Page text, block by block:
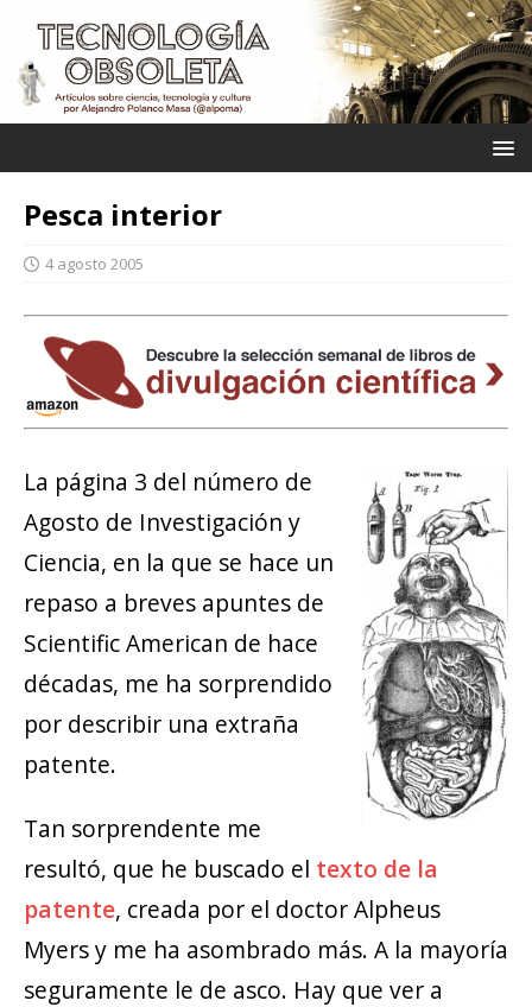
Pesca interior
4 agosto 2005
La página 3 del número de
Agosto de Investigación y
Ciencia, en la que se hace un
repaso a breves apuntes de
Scientific American de hace
décadas, me ha sorprendido
por describir una extraña
patente.
Tan sorprendente me
resultó, que he buscado el texto de la
patente, creada por el doctor Alpheus
Myers y me ha asombrado más. A la mayoría
seguramente le de asco. Hay que ver a